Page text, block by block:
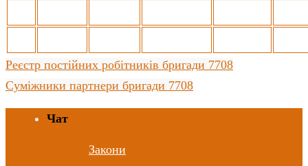
Реєстр постійних робітників бригади 7708
Суміжники партнери бригади 7708
Чат
Закони